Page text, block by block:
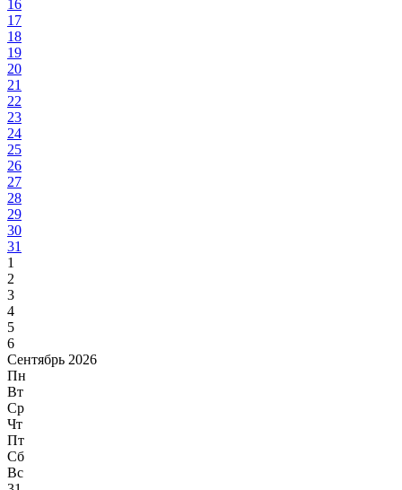
16
17
18
19
20
21
22
23
24
25
26
27
28
29
30
31
1
2
3
4
5
6
Сентябрь 2026
Пн
Вт
Ср
Чт
Пт
Сб
Вс